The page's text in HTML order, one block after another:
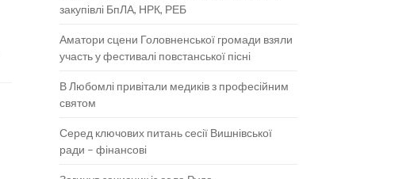
закупівлі БпЛА, НРК, РЕБ
Аматори сцени Головненської громади взяли
участь у фестивалі повстанської пісні
В Любомлі привітали медиків з професійним
святом
Серед ключових питань сесії Вишнівської
ради – фінансові